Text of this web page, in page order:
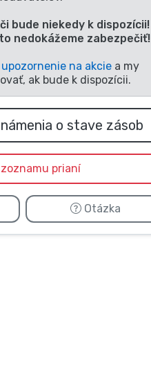
bude niekedy k dispozícii!
nedokážeme zabezpečiť!
upozornenie na akcie a my
ak bude k dispozícii.
o stave zásob
zoznamu prianí
Otázka